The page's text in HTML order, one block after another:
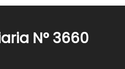
N° 3660